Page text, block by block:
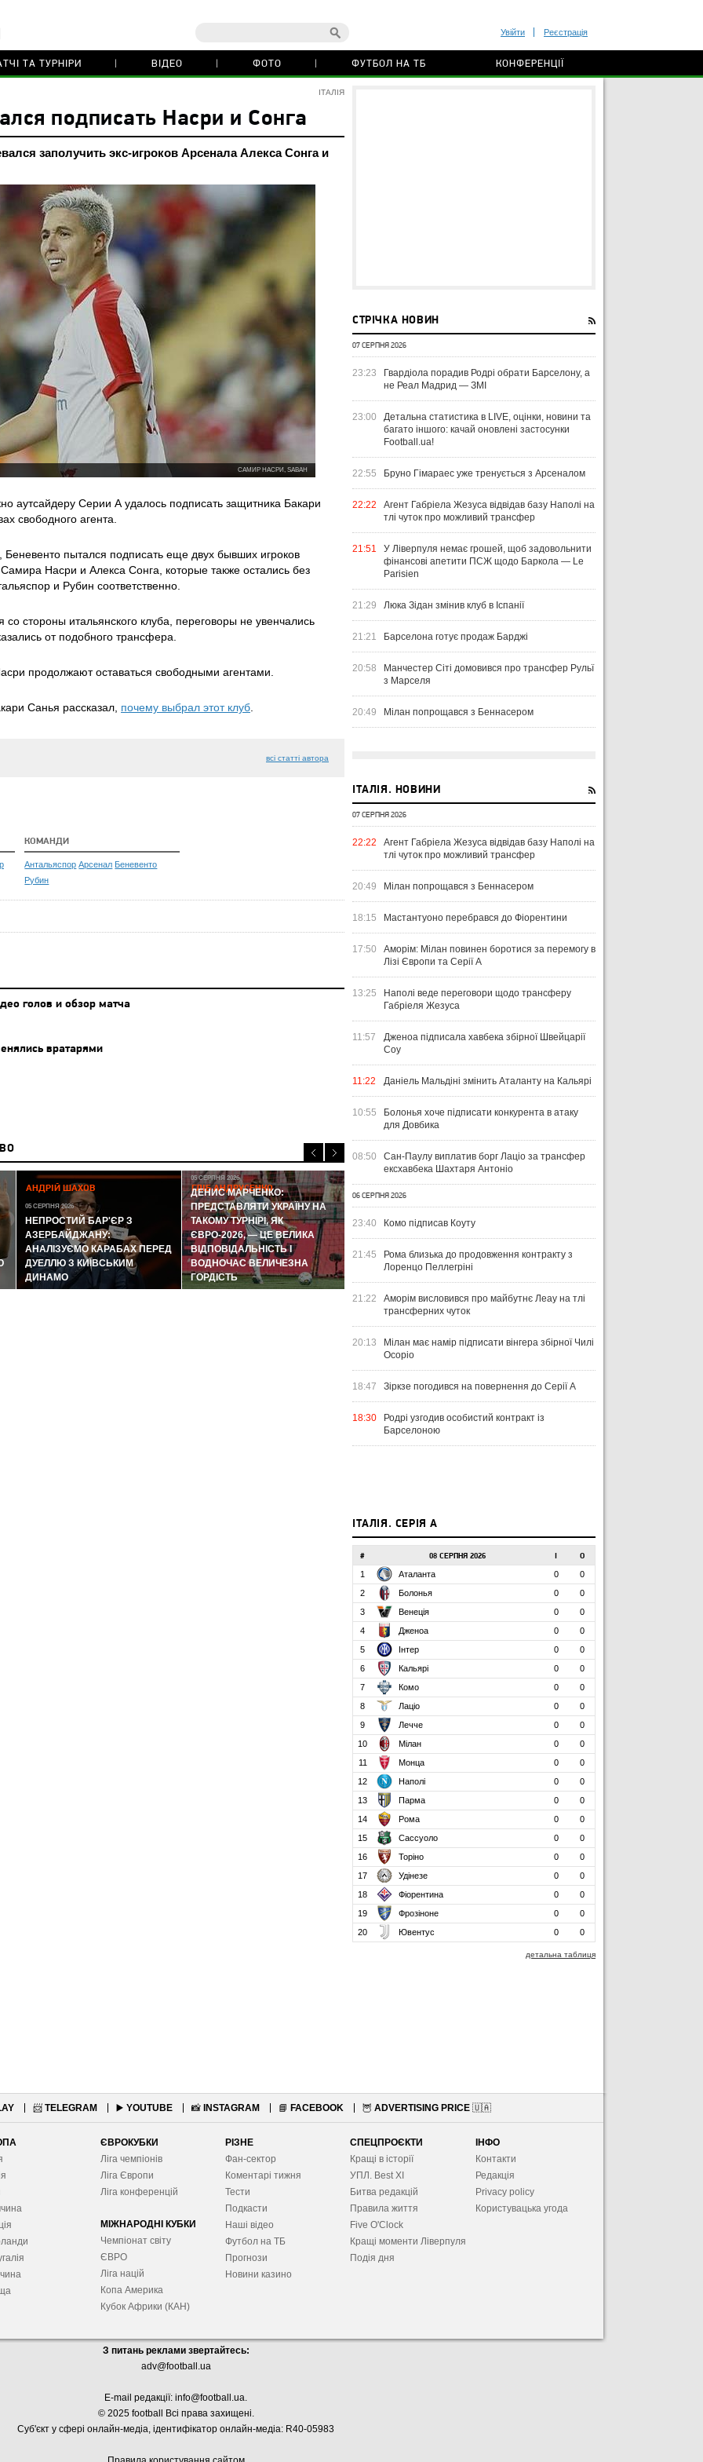
Увійти Реєстрація
ТА ТУРНІРИ ВІДЕО ФОТО ФУТБОЛ НА ТБ КОНФЕРЕНЦІЇ
ІТАЛІЯ
подписать Насри и Сонга
заполучить экс-игроков Арсенала Алекса Сонга и
САМИР НАСРИ, SABAH
аутсайдеру Серии А удалось подписать защитника Бакари
свободного агента.
, Беневенто пытался подписать еще двух бывших игроков
Насри и Алекса Сонга, которые также остались без
и Рубин соответственно.
стороны итальянского клуба, переговоры не увенчались
от подобного трансфера.
продолжают оставаться свободными агентами.
Санья рассказал, почему выбрал этот клуб
всі статті автора
КОМАНДИ
Антальяспор Арсенал Беневенто
Рубин
голов и обзор матча
вратарями
АНДРІЙ ШАХОВ
05 СЕРПНЯ 2026
НЕПРОСТИЙ БАР'ЄР З
АЗЕРБАЙДЖАНУ:
АНАЛІЗУЄМО КАРАБАХ ПЕРЕД
ДУЕЛЛЮ З КИЇВСЬКИМ
ДИНАМО
ГЛІБ АНДРУСЕНКО
05 СЕРПНЯ 2026
ДЕНИС МАРЧЕНКО:
ПРЕДСТАВЛЯТИ УКРАЇНУ НА
ТАКОМУ ТУРНІРІ, ЯК
ЄВРО-2026, — ЦЕ ВЕЛИКА
ВІДПОВІДАЛЬНІСТЬ І
ВОДНОЧАС ВЕЛИЧЕЗНА
ГОРДІСТЬ
04 СЕРПНЯ 2026
УКРАЇНСЬКИЙ СЛІД У ДРУГОМУ
ПЕРЕМАГАЄ, РОМАНЧУК
ТРИМАЄ РІВЕНЬ, ЛЕХІЯ ЗНОВУ
УПЛ-2026/27. ПРЕДСТАВЛЕННЯ
СТРІЧКА НОВИН
07 СЕРПНЯ 2026
23:23
Гвардіола порадив Родрі обрати Барселону, а
не Реал Мадрид — ЗМІ
23:00
Детальна статистика в LIVE, оцінки, новини та
багато іншого: качай оновлені застосунки
Football.ua!
22:55 Бруно Гімараес уже тренується з Арсеналом
22:22
Агент Габріела Жезуса відвідав базу Наполі на
тлі чуток про можливий трансфер
21:51
У Ліверпуля немає грошей, щоб задовольнити
фінансові апетити ПСЖ щодо Баркола — Le
Parisien
21:29 Люка Зідан змінив клуб в Іспанії
21:21 Барселона готує продаж Барджі
20:58
Манчестер Сіті домовився про трансфер Рульї
з Марселя
20:49 Мілан попрощався з Беннасером
ІТАЛІЯ. НОВИНИ
07 СЕРПНЯ 2026
22:22
Агент Габріела Жезуса відвідав базу Наполі на
тлі чуток про можливий трансфер
20:49 Мілан попрощався з Беннасером
18:15 Мастантуоно перебрався до Фіорентини
17:50
Аморім: Мілан повинен боротися за перемогу в
Лізі Європи та Серії А
13:25
Наполі веде переговори щодо трансферу
Габріеля Жезуса
11:57
Дженоа підписала хавбека збірної Швейцарії
Соу
11:22 Даніель Мальдіні змінить Аталанту на Кальярі
10:55
Болонья хоче підписати конкурента в атаку
для Довбика
08:50
Сан-Паулу виплатив борг Лаціо за трансфер
ексхавбека Шахтаря Антоніо
06 СЕРПНЯ 2026
23:40 Комо підписав Коуту
21:45
Рома близька до продовження контракту з
Лоренцо Пеллегріні
21:22
Аморім висловився про майбутнє Леау на тлі
трансферних чуток
20:13
Мілан має намір підписати вінгера збірної Чилі
Осоріо
18:47 Зіркзе погодився на повернення до Серії А
18:30
Родрі узгодив особистий контракт із
Барселоною
ІТАЛІЯ. СЕРІЯ А
# 08 СЕРПНЯ 2026 О
1 Аталанта 0
0
2
Болонья 0
0
3
Венеція 0
0
4
Дженоа 0
0
5
Інтер 0
0
6
Кальярі 0
0
7
Комо 0
0
8
Лаціо 0
0
9
Лечче 0
0
10
Мілан 0
0
11
Монца 0
0
12
Наполі 0
0
13
Парма 0
0
14
Рома 0
0
15
Сассуоло 0
0
16
Торіно 0
0
17
Удінезе 0
0
18
Фіорентина 0
0
19
Фрозіноне 0
0
20
Ювентус 0 0
детальна таблиця
📨 TELEGRAM ▶️ YOUTUBE 📸 INSTAGRAM 📘 FACEBOOK 🦉 ADVERTISING PRICE 🇺🇦
ЄВРОКУБКИ
Ліга чемпіонів
Ліга Європи
Ліга конференцій
МІЖНАРОДНІ КУБКИ
Чемпіонат світу
ЄВРО
Ліга націй
Копа Америка
Кубок Африки (КАН)
РІЗНЕ
Фан-сектор
Коментарі тижня
Тести
Подкасти
Наші відео
Футбол на ТБ
Прогнози
Новини казино
СПЕЦПРОЄКТИ
Кращі в історії
УПЛ. Best XІ
Битва редакцій
Правила життя
Five O'Clock
Кращі моменти Ліверпуля
Подія дня
ІНФО
Контакти
Редакція
Privacy policy
Користувацька угода
З питань реклами звертайтесь:
adv@football.ua
E-mail редакції: info@football.ua.
© 2025 football Всі права захищені.
Суб'єкт у сфері онлайн-медіа, ідентифікатор онлайн-медіа: R40-05983